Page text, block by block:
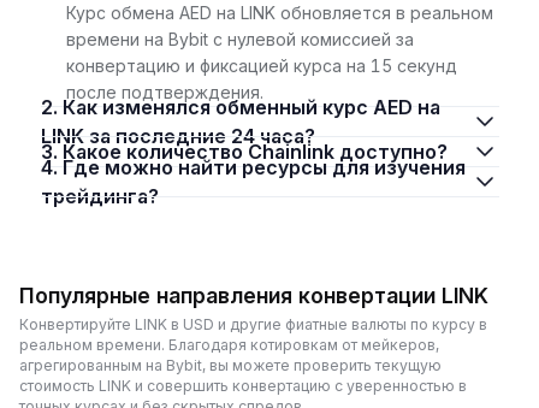
Курс обмена AED на LINK обновляется в реальном
времени на Bybit с нулевой комиссией за
конвертацию и фиксацией курса на 15 секунд
после подтверждения.
2. Как изменялся обменный курс AED на
LINK за последние 24 часа?
3. Какое количество Chainlink доступно?
4. Где можно найти ресурсы для изучения
трейдинга?
Популярные направления конвертации LINK
Конвертируйте LINK в USD и другие фиатные валюты по курсу в
реальном времени. Благодаря котировкам от мейкеров,
агрегированным на Bybit, вы можете проверить текущую
стоимость LINK и совершить конвертацию с уверенностью в